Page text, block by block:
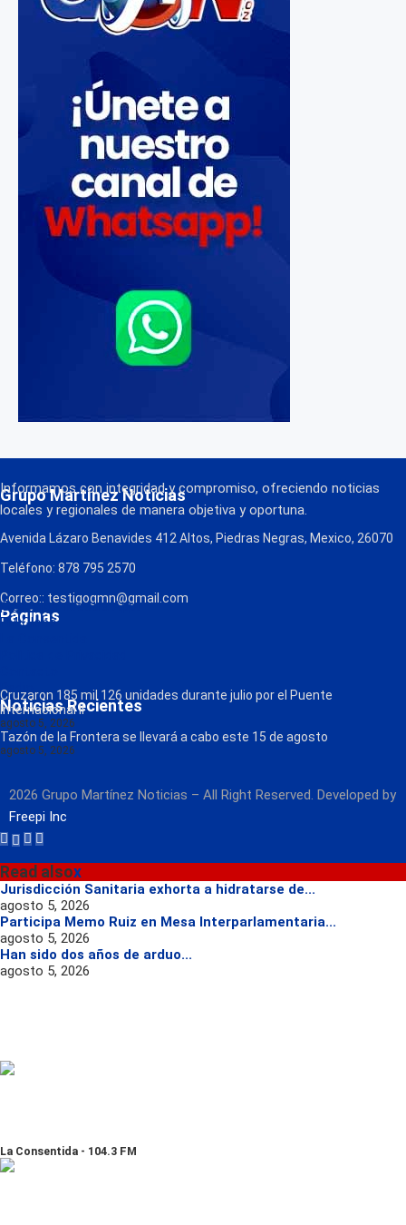
Grupo Martínez Noticias
Informamos con integridad y compromiso, ofreciendo noticias
locales y regionales de manera objetiva y oportuna.
Avenida Lázaro Benavides 412 Altos, Piedras Negras, Mexico, 26070
Teléfono: 878 795 2570
Correo:: testigogmn@gmail.com
Páginas
¡Descarga nuestra App!
FM Globo
Radio
Noticias Recientes
Cruzaron 185 mil 126 unidades durante julio por el Puente
Internacional II
agosto 5, 2026
Tazón de la Frontera se llevará a cabo este 15 de agosto
agosto 5, 2026
2026 Grupo Martínez Noticias – All Right Reserved. Developed by
Freepi Inc
Read alsox
Jurisdicción Sanitaria exhorta a hidratarse de...
agosto 5, 2026
Participa Memo Ruiz en Mesa Interparlamentaria...
agosto 5, 2026
Han sido dos años de arduo...
agosto 5, 2026
La Consentida - 104.3 FM